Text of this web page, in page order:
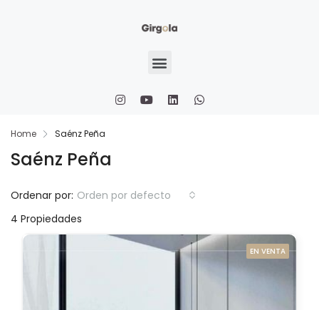
Home Saénz Peña
Saénz Peña
4 Propiedades
Ordenar por: Orden por defecto
EN VENTA